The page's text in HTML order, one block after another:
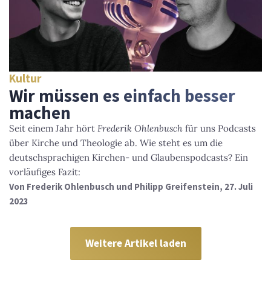
Kultur
Wir müssen es einfach besser
machen
Seit einem Jahr hört Frederik Ohlenbusch für uns Podcasts
über Kirche und Theologie ab. Wie steht es um die
deutschsprachigen Kirchen- und Glaubenspodcasts? Ein
vorläufiges Fazit:
Von Frederik Ohlenbusch und Philipp Greifenstein, 27. Juli
2023
Weitere Artikel laden